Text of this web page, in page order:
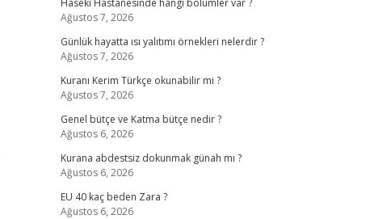
Haseki Hastanesinde hangi bölümler var ?
Ağustos 7, 2026
Günlük hayatta ısı yalıtımı örnekleri nelerdir ?
Ağustos 7, 2026
Kuranı Kerim Türkçe okunabilir mi ?
Ağustos 7, 2026
Genel bütçe ve Katma bütçe nedir ?
Ağustos 6, 2026
Kurana abdestsiz dokunmak günah mı ?
Ağustos 6, 2026
EU 40 kaç beden Zara ?
Ağustos 6, 2026